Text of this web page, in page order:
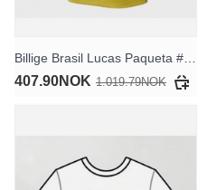
407.90NOK 1.019.79NOK